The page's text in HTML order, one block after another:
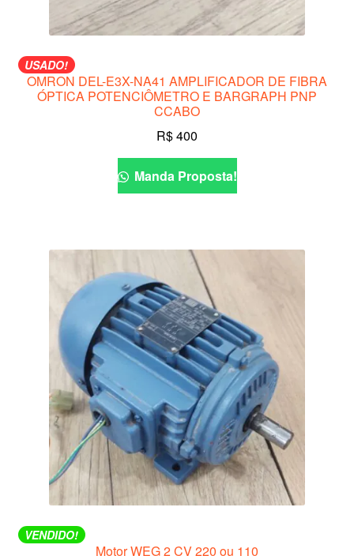
USADO!
OMRON DEL-E3X-NA41 AMPLIFICADOR DE FIBRA
ÓPTICA POTENCIÔMETRO E BARGRAPH PNP
CCABO
R$400
Manda Proposta!
VENDIDO!
Motor WEG 2 CV 220 ou 110